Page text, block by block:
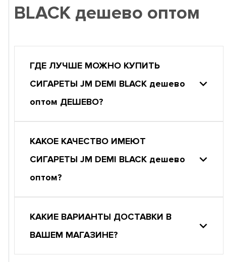
BLACK дешево оптом
ГДЕ ЛУЧШЕ МОЖНО КУПИТЬ
СИГАРЕТЫ JM DEMI BLACK дешево
оптом ДЕШЕВО?
КАКОЕ КАЧЕСТВО ИМЕЮТ
СИГАРЕТЫ JM DEMI BLACK дешево
оптом?
КАКИЕ ВАРИАНТЫ ДОСТАВКИ В
ВАШЕМ МАГАЗИНЕ?